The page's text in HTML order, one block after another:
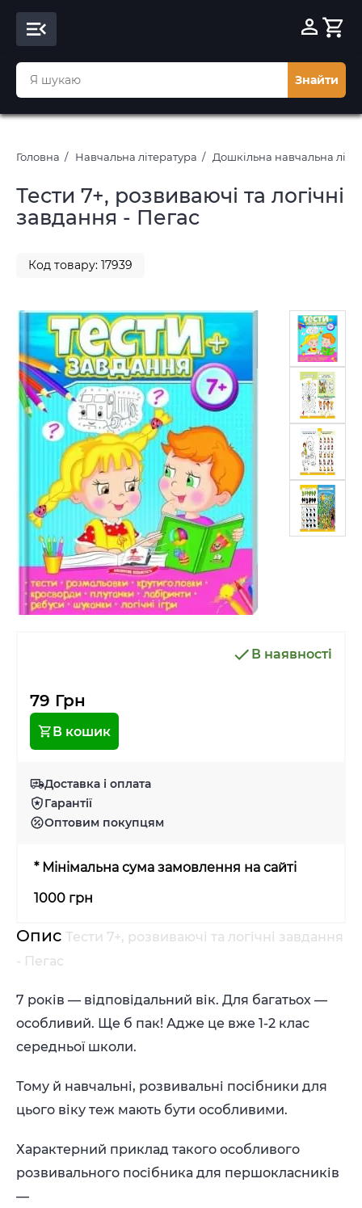
Знайти
Головна Навчальна література Дошкільна навчальна
Тести 7+, розвиваючі та логічні
завдання - Пегас
Код товару: 17939
В наявності
79 Грн
В кошик
Доставка і оплата
Гарантії
Оптовим покупцям
* Мінімальна сума замовлення на сайті
1000 грн
Опис Тести 7+, розвиваючі та логічні завдання
- Пегас
7 років — відповідальний вік. Для багатьох —
особливий. Ще б пак! Адже це вже 1-2 клас
середньої школи.
Тому й навчальні, розвивальні посібники для
цього віку теж мають бути особливими.
Характерний приклад такого особливого
розвивального посібника для першокласників
—